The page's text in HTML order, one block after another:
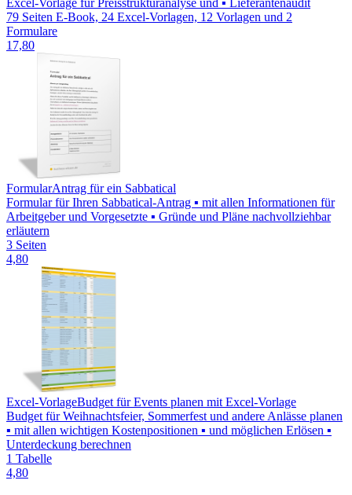
79 Seiten E-Book, 24 Excel-Vorlagen, 12 Vorlagen und 2
Formulare
17,80
FormularAntrag für ein Sabbatical
Formular für Ihren Sabbatical-Antrag ▪ mit allen Informationen für
Arbeitgeber und Vorgesetzte ▪ Gründe und Pläne nachvollziehbar
erläutern
3 Seiten
4,80
Excel-VorlageBudget für Events planen mit Excel-Vorlage
Budget für Weihnachtsfeier, Sommerfest und andere Anlässe planen
▪ mit allen wichtigen Kostenpositionen ▪ und möglichen Erlösen ▪
Unterdeckung berechnen
1 Tabelle
4,80